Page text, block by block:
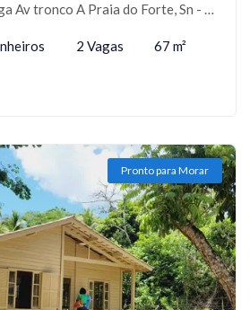
do Forte, Sn - Reserva Sapiranga, Mata de São João-BA
2 Vagas 67 m²
Pronto para Morar